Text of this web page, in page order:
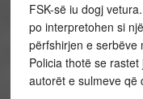
FSK-së iu dogj
po interpretohen si
përfshirjen e serbëve
Policia thotë se
autorët e sulmeve që